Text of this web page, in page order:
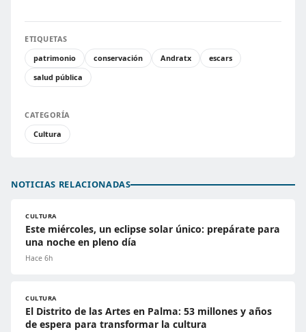
ETIQUETAS
patrimonio
conservación Andratx
escars
salud pública
CATEGORÍA
Cultura
NOTICIAS RELACIONADAS
CULTURA
Este miércoles, un eclipse solar único: prepárate para
una noche en pleno día
Hace 6h
CULTURA
El Distrito de las Artes en Palma: 53 millones y años
de espera para transformar la cultura